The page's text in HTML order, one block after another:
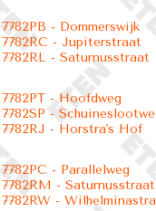
7782PB - Dommerswijk
7782RC - Jupiterstraat
7782RL - Saturnusstraat
7782PT - Hoofdweg
7782SP -
7782RJ - Horstra's Hof
7782PC - Parallelweg
7782RM - Saturnusstraat
7782RW -